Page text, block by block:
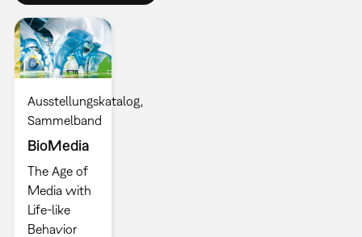
Ausstellungskatalog
Sammelband
BioMedia
The Age of
Media with
Life-like
Behavior